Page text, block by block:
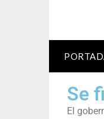
Se
El